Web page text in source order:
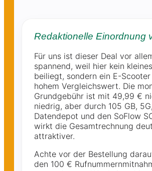
Redaktionelle Einordnung
Für uns ist dieser Deal vor
spannend, weil hier kein
beiliegt, sondern ein E-
hohem Vergleichswert. Die
Grundgebühr ist mit 49,99 €
niedrig, aber durch 105 GB,
Datendepot und den SoFlow
wirkt die Gesamtrechnung
attraktiver.
Achte vor der Bestellung
den 100 €